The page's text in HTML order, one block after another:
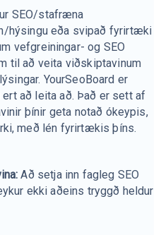
SEO/stafræna
hýsingu eða svipað fyrirtæki
vefgreiningar- og SEO
til að veita viðskiptavinum
YourSeoBoard er
að leita að. Það er sett af
þínir geta notað ókeypis,
með lén fyrirtækis þíns.
Að setja inn fagleg SEO
ekki aðeins tryggð heldur